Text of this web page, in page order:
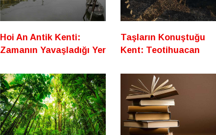
Hoi An Antik Kenti:
Zamanın Yavaşladığı Yer
Taşların Konuştuğu
Kent: Teotihuacan